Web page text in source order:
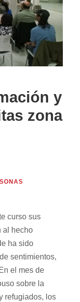
y
zona
curso sus
al hecho
ha sido
sentimientos,
el mes de
sobre la
refugiados, los